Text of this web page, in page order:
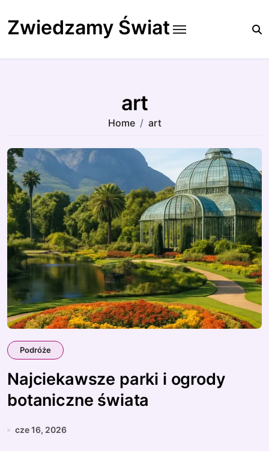
to
content
Zwiedzamy Świat
art
Home art
Podróże
Najciekawsze parki i ogrody
botaniczne świata
cze 16, 2026